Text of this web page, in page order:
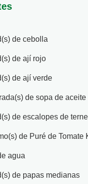
de cebolla
de ají rojo
de ají verde
de sopa de aceite
de escalopes de
de Puré de Tomate
agua
de papas medianas